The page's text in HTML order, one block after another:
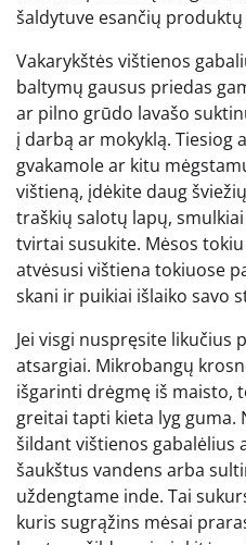
šaldytuve esančių produktų
Vakarykštės vištienos
baltymų gausus priedas
ar pilno grūdo lavašo
į darbą ar mokyklą. Tiesiog
gvakamole ar kitu
vištieną, įdėkite daug
traškių salotų lapų,
tvirtai susukite. Mėsos
atvėsusi vištiena tokiuose
skani ir puikiai išlaiko savo
Jei visgi nuspręsite likučius
atsargiai. Mikrobangų
išgarinti drėgmę iš maisto,
greitai tapti kieta lyg guma.
šildant vištienos gabalėlius
šaukštus vandens arba
uždengtame inde. Tai
kuris sugrąžins mėsai